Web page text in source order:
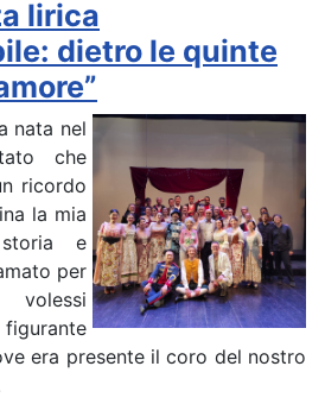
lirica
dietro le quinte
nata nel
che
ricordo
la mia
e
per
era presente il coro del nostro